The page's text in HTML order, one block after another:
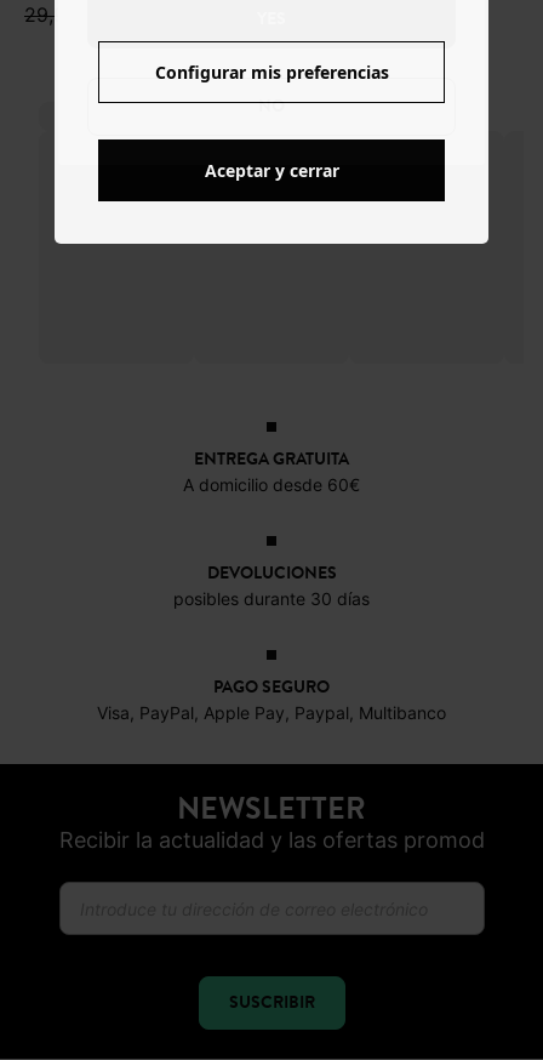
NO
29,99 €
ENTREGA GRATUITA
A domicilio desde 60€
DEVOLUCIONES
posibles durante 30 días
PAGO SEGURO
Visa, PayPal, Apple Pay, Paypal, Multibanco
NEWSLETTER
Recibir la actualidad y las ofertas promod
SUSCRIBIR
Configurar mis preferencias
Aceptar y cerrar